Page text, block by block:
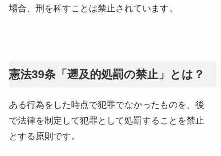
場合、刑を科すことは禁止されています。
憲法39条「遡及的処罰の禁止」とは？
ある行為をした時点で犯罪でなかったものを、後
で法律を制定して犯罪として処罰することを禁止
とする原則です。